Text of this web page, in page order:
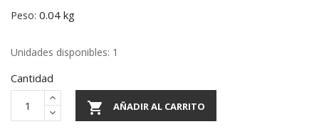
Peso: 0.04 kg
Unidades disponibles: 1
Cantidad
 AÑADIR AL CARRITO